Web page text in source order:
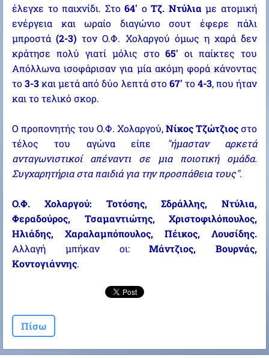
έλεγχε το παιχνίδι. Στο64' οΤζ. Ντύλιαμε ατομική
ενέργεια και ωραίο διαγώνιο σουτ έφερε πάλι
μπροστά(2-3) τον Ο.Φ. Χολαργού όμως η χαρά δεν
κράτησε πολύ γιατί μόλις στο65'οι παίκτες του
Απόλλωνα ισοφάρισαν για μία ακόμη φορά κάνοντας
το3-3και μετά από δύο λεπτά στο67' το4-3, που ήταν
και το τελικό σκορ.
Ο προπονητής του Ο.Φ. Χολαργού,Νίκος Τζώτζιοςστο
τέλος του αγώνα είπε "ήμασταν αρκετά
ανταγωνιστικοί απέναντι σε μια ποιοτική ομάδα.
Συγχαρητήρια στα παιδιά για την προσπάθεια τους".
Ο.Φ. Χολαργού: Τοτόσης, Σδράλλης, Ντύλια,
Φεραδούρος, Τσαμαντιώτης, Χριστοφιλόπουλος,
Ηλιάδης, Χαραλαμπόπουλος, Πέικος, Λουσίδης.
Αλλαγή μπήκαν οι:Μάντζιος, Βουρνάς,
Κοντογιάννης.
Πίσω